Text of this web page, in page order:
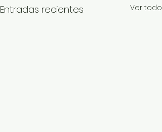
Entradas recientes Ver todo